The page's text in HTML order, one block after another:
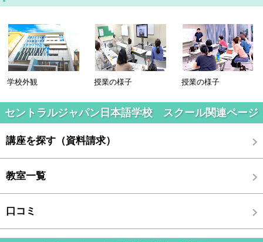
学校外観 授業の様子 授業の様子
セントラルジャパン日本語学校 スクール関連ページ
講座を探す（資料請求）
教室一覧
口コミ